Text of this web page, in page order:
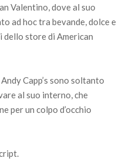
Valentino, dove al suo
ad hoc tra bevande, dolce e
dello store di American
Andy Capp’s sono soltanto
al suo interno, che
per un colpo d’occhio